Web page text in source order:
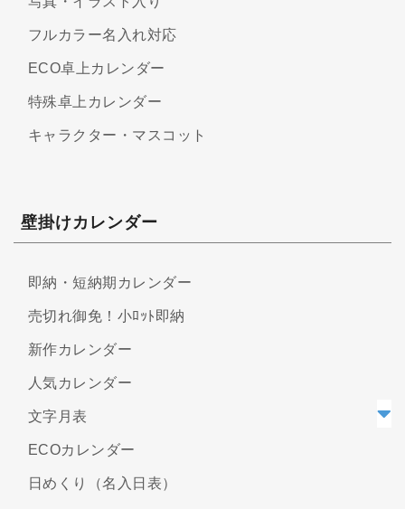
フルカラー名入れ対応
ECO卓上カレンダー
特殊卓上カレンダー
キャラクター・マスコット
壁掛けカレンダー
即納・短納期カレンダー
売切れ御免！小ﾛｯﾄ即納
新作カレンダー
人気カレンダー
文字月表
ECOカレンダー
日めくり（名入日表）